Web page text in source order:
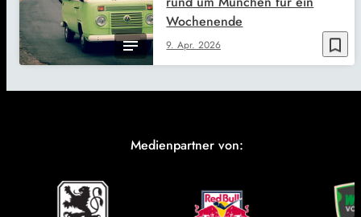
bookmark_border
9. Apr. 2026
Wochenende
Medienpartner von: